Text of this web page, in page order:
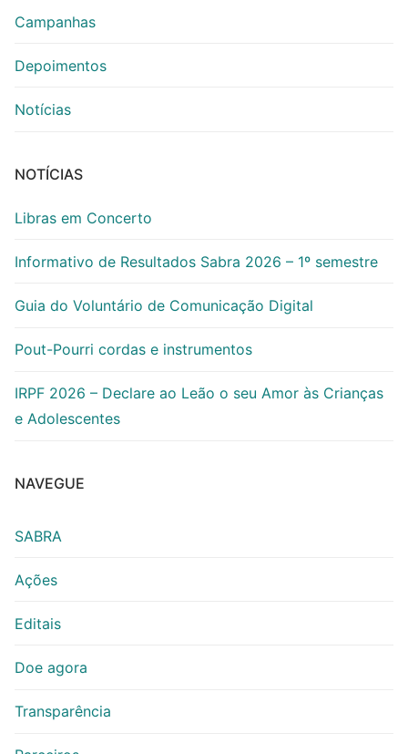
Campanhas
Depoimentos
Notícias
NOTÍCIAS
Libras em Concerto
Informativo de Resultados Sabra 2026 – 1º semestre
Guia do Voluntário de Comunicação Digital
Pout-Pourri cordas e instrumentos
IRPF 2026 – Declare ao Leão o seu Amor às Crianças
e Adolescentes
NAVEGUE
SABRA
Ações
Editais
Doe agora
Transparência